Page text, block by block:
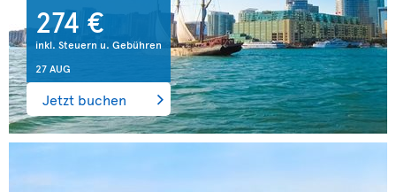
274 €
inkl. Steuern u. Gebühren
27 AUG
Jetzt buchen